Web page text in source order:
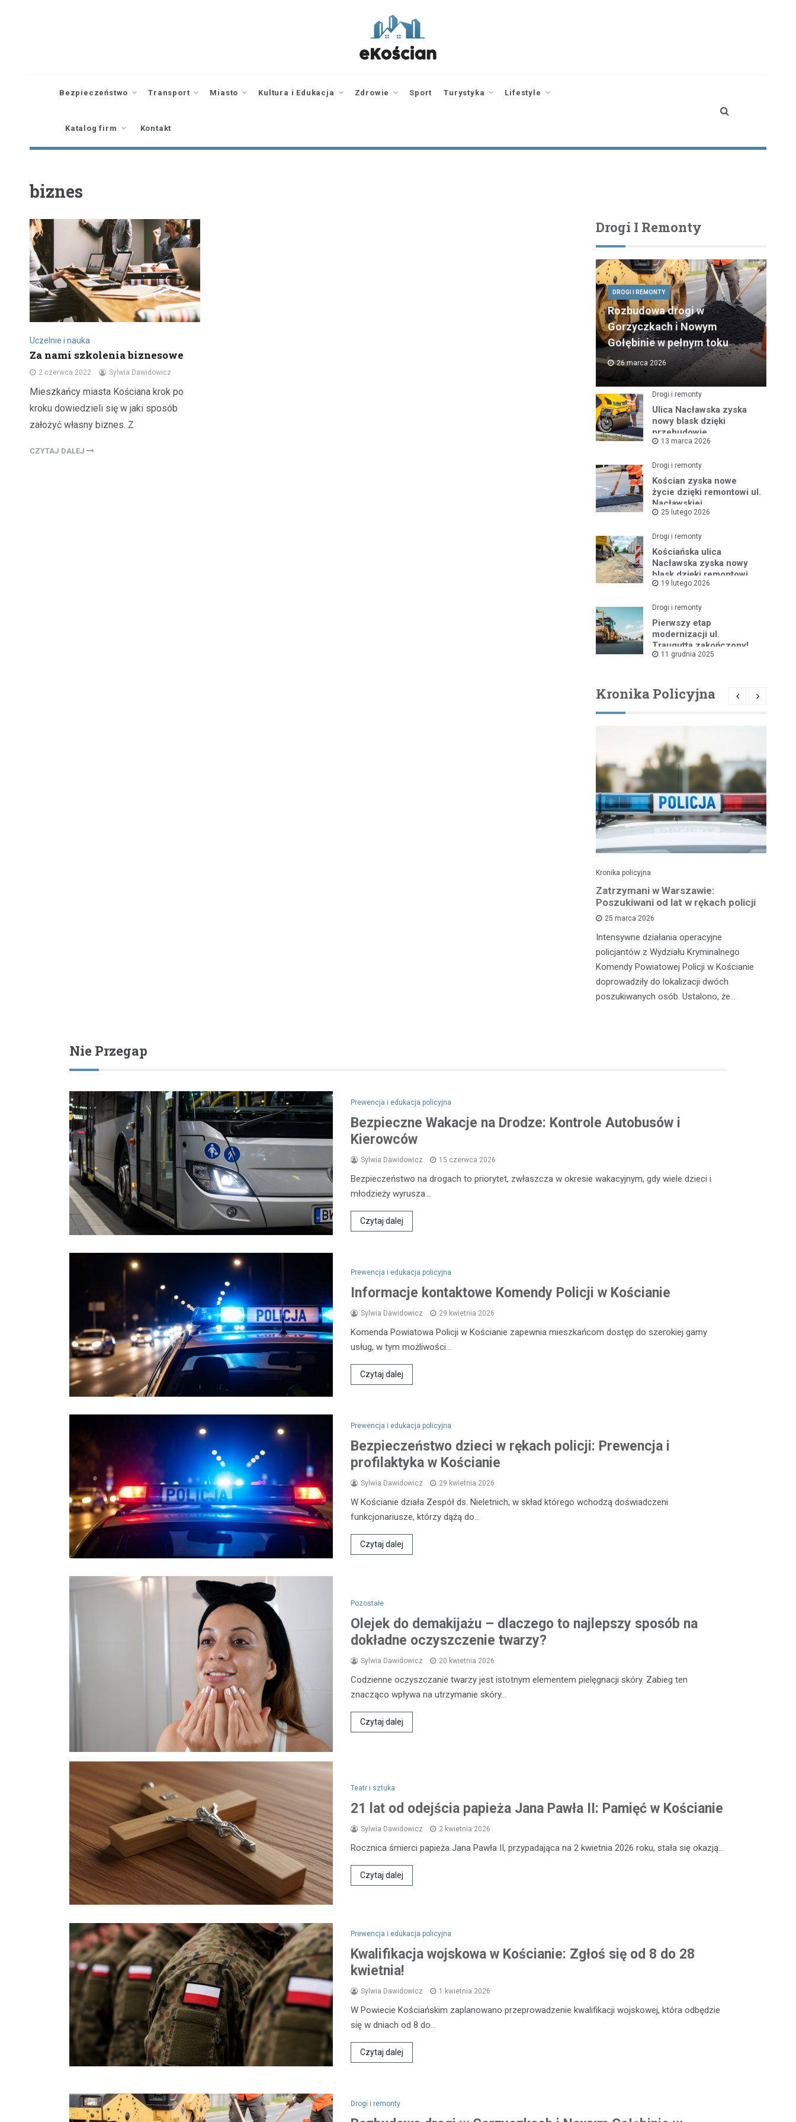
wiadomości |
newsy
Bezpieczeństwo Transport Miasto Kultura i Edukacja Zdrowie Sport Turystyka Lifestyle
Katalog firm Kontakt
biznes
Uczelnie i nauka
Za nami szkolenia biznesowe
2 czerwca 2022 Sylwia Dawidowicz
Mieszkańcy miasta Kościana krok po
kroku dowiedzieli się w jaki sposób
założyć własny biznes. Z
CZYTAJ DALEJ
Drogi I Remonty
DROGI I REMONTY
Rozbudowa drogi w
Gorzyczkach i Nowym
Gołębinie w pełnym toku
26 marca 2026
Drogi i remonty
Ulica Nacławska zyska
nowy blask dzięki
przebudowie
13 marca 2026
Drogi i remonty
Kościan zyska nowe
życie dzięki remontowi ul.
Nacławskiej
25 lutego 2026
Drogi i remonty
Kościańska ulica
Nacławska zyska nowy
blask dzięki remontowi
19 lutego 2026
Drogi i remonty
Pierwszy etap
modernizacji ul.
Traugutta zakończony!
11 grudnia 2025
Kronika Policyjna
Kronika policyjna
Zatrzymani w Warszawie:
Poszukiwani od lat w rękach policji
25 marca 2026
Intensywne działania operacyjne
policjantów z Wydziału Kryminalnego
Komendy Powiatowej Policji w Kościanie
doprowadziły do lokalizacji dwóch
poszukiwanych osób. Ustalono, że…
Nie Przegap
Prewencja i edukacja policyjna
Bezpieczne Wakacje na Drodze: Kontrole Autobusów i
Kierowców
Sylwia Dawidowicz 15 czerwca 2026
Bezpieczeństwo na drogach to priorytet, zwłaszcza w okresie wakacyjnym, gdy wiele dzieci i
młodzieży wyrusza…
Czytaj dalej
Prewencja i edukacja policyjna
Informacje kontaktowe Komendy Policji w Kościanie
Sylwia Dawidowicz 29 kwietnia 2026
Komenda Powiatowa Policji w Kościanie zapewnia mieszkańcom dostęp do szerokiej gamy
usług, w tym możliwości…
Czytaj dalej
Prewencja i edukacja policyjna
Bezpieczeństwo dzieci w rękach policji: Prewencja i
profilaktyka w Kościanie
Sylwia Dawidowicz 29 kwietnia 2026
W Kościanie działa Zespół ds. Nieletnich, w skład którego wchodzą doświadczeni
funkcjonariusze, którzy dążą do…
Czytaj dalej
Pozostałe
Olejek do demakijażu – dlaczego to najlepszy sposób na
dokładne oczyszczenie twarzy?
Sylwia Dawidowicz 20 kwietnia 2026
Codzienne oczyszczanie twarzy jest istotnym elementem pielęgnacji skóry. Zabieg ten
znacząco wpływa na utrzymanie skóry…
Czytaj dalej
Teatr i sztuka
21 lat od odejścia papieża Jana Pawła II: Pamięć w Kościanie
Sylwia Dawidowicz 2 kwietnia 2026
Rocznica śmierci papieża Jana Pawła II, przypadająca na 2 kwietnia 2026 roku, stała się okazją…
Czytaj dalej
Prewencja i edukacja policyjna
Kwalifikacja wojskowa w Kościanie: Zgłoś się od 8 do 28
kwietnia!
Sylwia Dawidowicz 1 kwietnia 2026
W Powiecie Kościańskim zaplanowano przeprowadzenie kwalifikacji wojskowej, która odbędzie
się w dniach od 8 do…
Czytaj dalej
Drogi i remonty